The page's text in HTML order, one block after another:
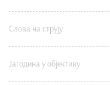
Слова на струју
Јагодина у објективу